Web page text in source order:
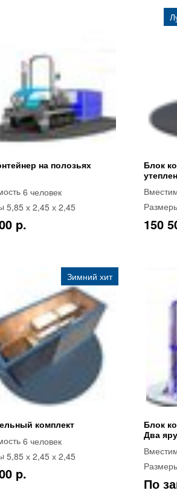
на полозьях
6 человек
5,85 х 2,45 х 2,45
p.
Блок
150
Зимний хит
комплект
6 человек
5,85 х 2,45 х 2,45
p.
Блок
Два
По